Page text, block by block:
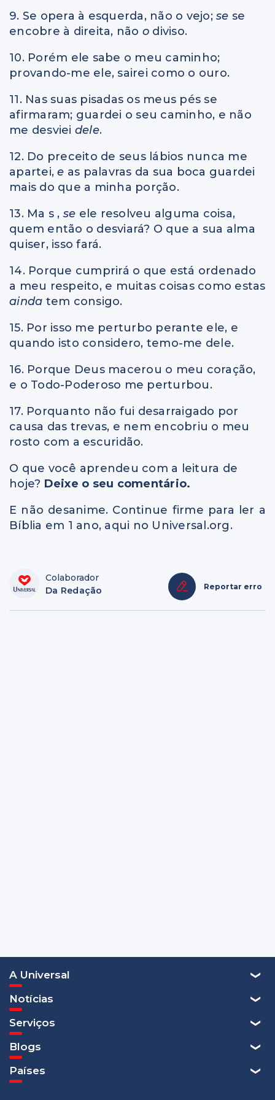
9. Se opera à esquerda, não o vejo; se se
encobre à direita, não o diviso.
10. Porém ele sabe o meu caminho;
provando-me ele, sairei como o ouro.
11. Nas suas pisadas os meus pés se
afirmaram; guardei o seu caminho, e não
me desviei dele.
12. Do preceito de seus lábios nunca me
apartei,e as palavras da sua boca guardei
mais do que a minha porção.
13. Ma s , se ele resolveu alguma coisa,
quem então o desviará? O que a sua alma
quiser, isso fará.
14. Porque cumprirá o que está ordenado
a meu respeito, e muitas coisas como estas
ainda tem consigo.
15. Por isso me perturbo perante ele, e
quando isto considero, temo-me dele.
16. Porque Deus macerou o meu coração,
e o Todo-Poderoso me perturbou.
17. Porquanto não fui desarraigado por
causa das trevas, e nem encobriu o meu
rosto com a escuridão.
O que você aprendeu com a leitura de
hoje? Deixe o seu comentário.
E não desanime. Continue firme para ler a
Bíblia em 1 ano, aqui no Universal.org.
Colaborador
Da Redação
Reportar erro
A Universal
Notícias
Serviços
Blogs
Países